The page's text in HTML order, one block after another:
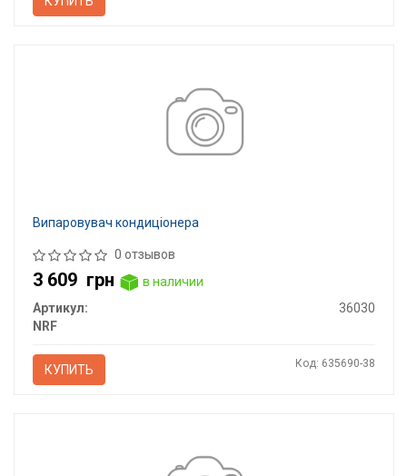
Випаровувач кондиціонера
0 отзывов
3 609 грн
в наличии
Артикул:
36030
NRF
КУПИТЬ Код: 635690-38